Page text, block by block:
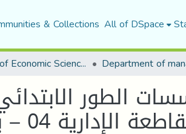
& Collections All of DSpace
Faculty of Economic Sciences, Commerce and Management Sciences
الطور